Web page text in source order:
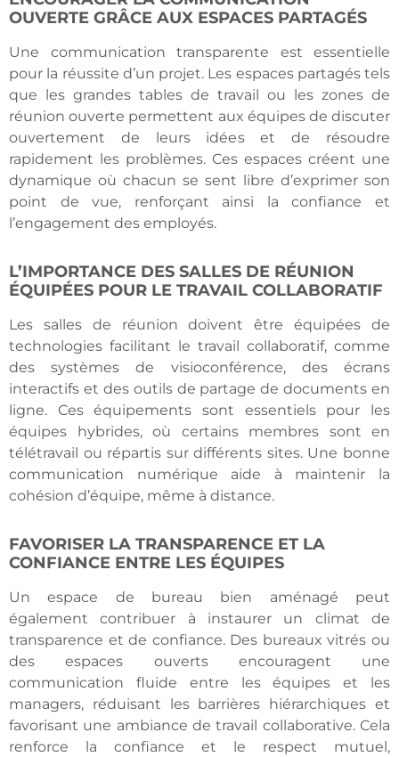
OUVERTE GRÂCE AUX ESPACES PARTAGÉS
Une communication transparente est essentielle
pour la réussite d’un projet. Les espaces partagés tels
que les grandes tables de travail ou les zones de
réunion ouverte permettent aux équipes de discuter
ouvertement de leurs idées et de résoudre
rapidement les problèmes. Ces espaces créent une
dynamique où chacun se sent libre d’exprimer son
point de vue, renforçant ainsi la confiance et
l’engagement des employés.
L’IMPORTANCE DES SALLES DE RÉUNION
ÉQUIPÉES POUR LE TRAVAIL COLLABORATIF
Les salles de réunion doivent être équipées de
technologies facilitant le travail collaboratif, comme
des systèmes de visioconférence, des écrans
interactifs et des outils de partage de documents en
ligne. Ces équipements sont essentiels pour les
équipes hybrides, où certains membres sont en
télétravail ou répartis sur différents sites. Une bonne
communication numérique aide à maintenir la
cohésion d’équipe, même à distance.
FAVORISER LA TRANSPARENCE ET LA
CONFIANCE ENTRE LES ÉQUIPES
Un espace de bureau bien aménagé peut
également contribuer à instaurer un climat de
transparence et de confiance. Des bureaux vitrés ou
des espaces ouverts encouragent une
communication fluide entre les équipes et les
managers, réduisant les barrières hiérarchiques et
favorisant une ambiance de travail collaborative. Cela
renforce la confiance et le respect mutuel,